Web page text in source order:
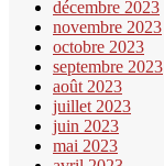
décembre 2023
novembre 2023
octobre 2023
septembre 2023
août 2023
juillet 2023
juin 2023
mai 2023